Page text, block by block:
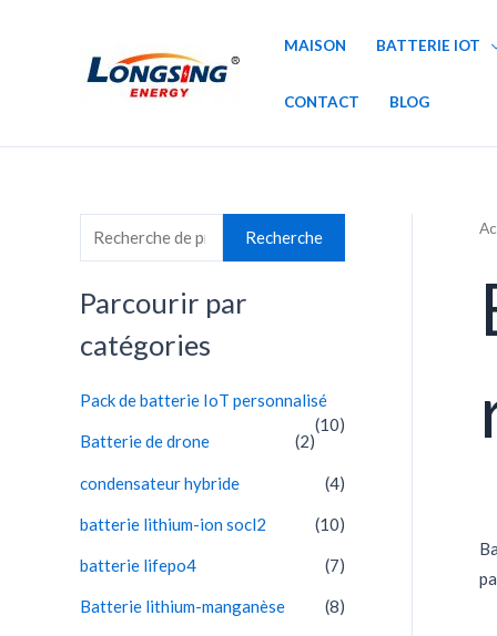
MAISON BATTERIE IOT
CONTACT BLOG
e
c
e
r
e
p
o
Recherche
Parcourir par
catégories
Pack de batterie IoT personnalisé
(10)
Batterie de drone
(2)
condensateur hybride (4)
batterie lithium-ion socl2 (10)
batterie lifepo4 (7)
Batterie lithium-manganèse (8)